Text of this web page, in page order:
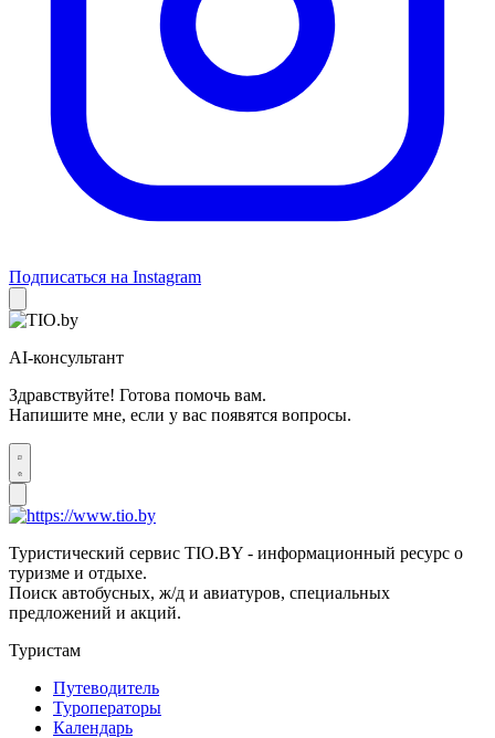
Подписаться на Instagram
AI-консультант
Здравствуйте! Готова помочь вам.
Напишите мне, если у вас появятся вопросы.
Туристический сервис TIO.BY - информационный ресурс о
туризме и отдыхе.
Поиск автобусных, ж/д и авиатуров, специальных
предложений и акций.
Туристам
Путеводитель
Туроператоры
Календарь